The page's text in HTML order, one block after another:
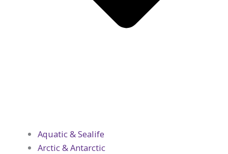
Aquatic & Sealife
Arctic & Antarctic